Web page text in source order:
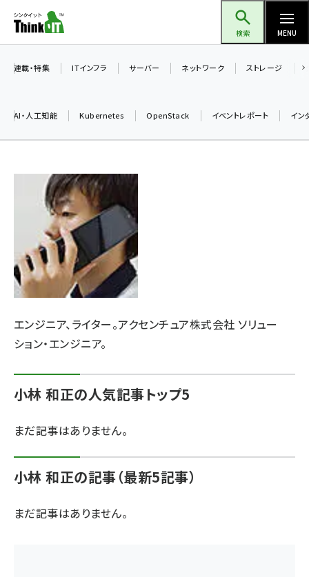
ン
ツ
検索 MENU
加藤銘のチーム貢献～仲間と築いた勝利の絆～ (2325)
iot女子会 (2290)
北海道をのんびり旅する晴山佳須夫のヒント集！ (2047)
drupal (1963)
genai (1492)
ai crunch (1363)
連載・特集 ITインフラ サーバー ネットワーク ストレージ
AI・人工知能 Kubernetes OpenStack イベントレポート イン
小林 和正
エンジニア、ライター。アクセンチュア株式会社 ソリュー
ション・エンジニア。
小林 和正の人気記事トップ5
まだ記事はありません。
小林 和正の記事（最新5記事）
まだ記事はありません。